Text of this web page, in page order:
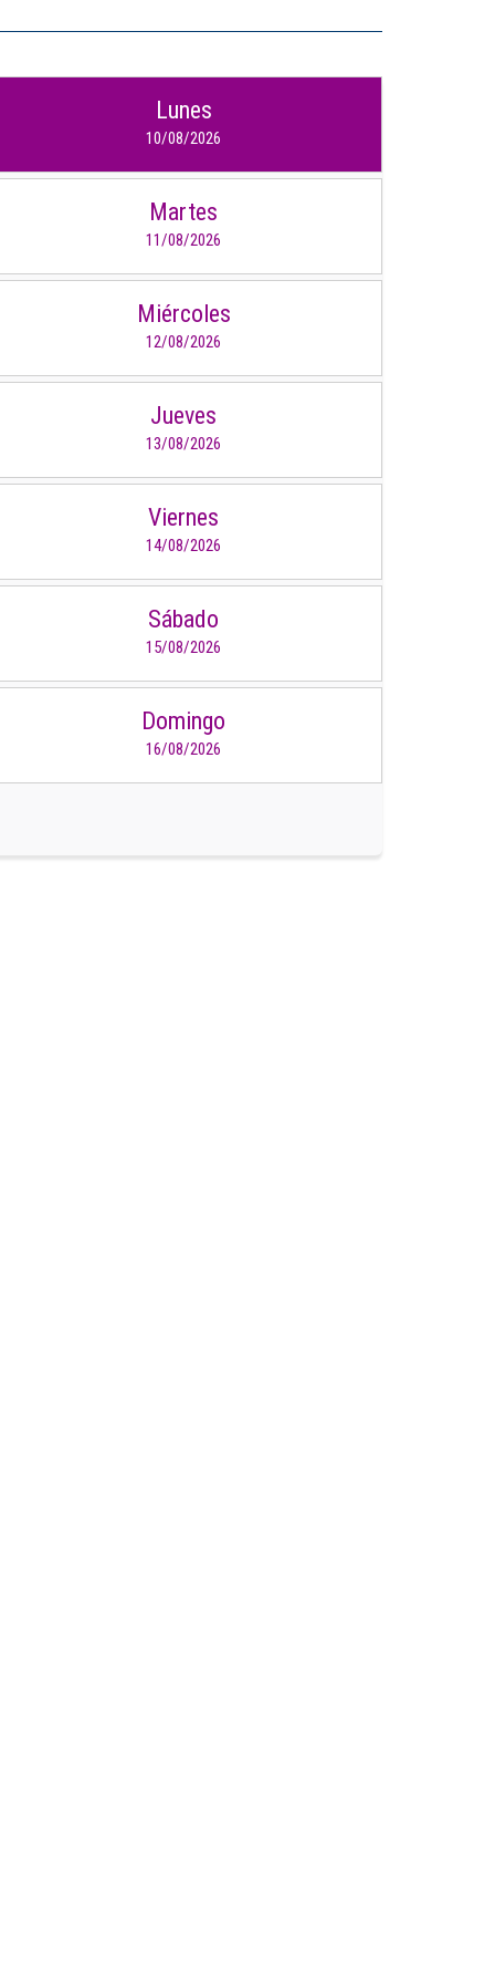
Lunes
10/08/2026
Martes
11/08/2026
Miércoles
12/08/2026
Jueves
13/08/2026
Viernes
14/08/2026
Sábado
15/08/2026
Domingo
16/08/2026